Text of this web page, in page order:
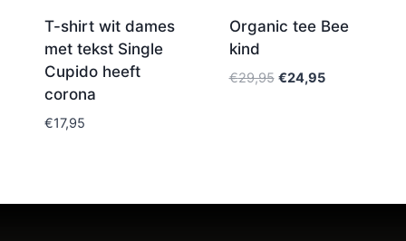
T-shirt wit dames
met tekst Single
Cupido heeft
corona
€17,95
Organic tee Bee
kind
€29,95 €24,95